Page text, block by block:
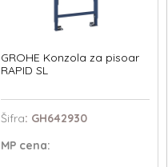
GROHE Konzola za pisoar
RAPID SL
Šifra: GH642930
MPcena: